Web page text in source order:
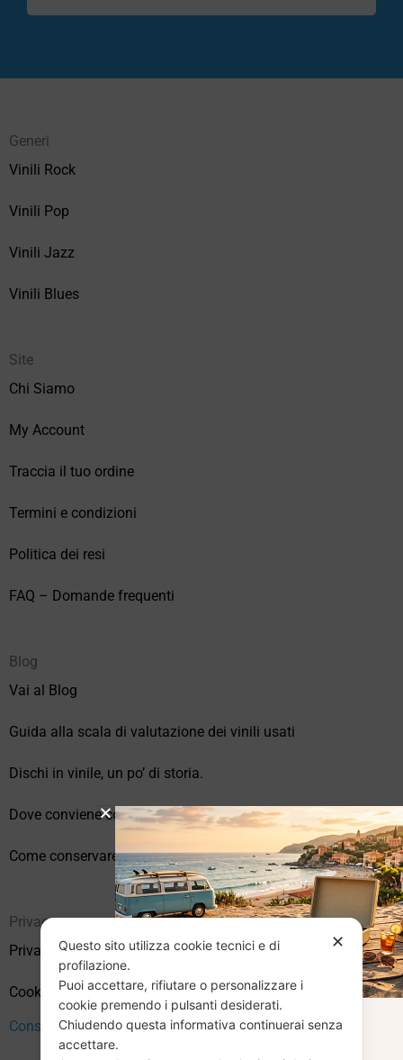
Generi
Vinili Rock
Vinili Pop
Vinili Jazz
Vinili Blues
Site
Chi Siamo
My Account
Traccia il tuo ordine
Termini e condizioni
Politica dei resi
FAQ – Domande frequenti
Blog
Vai al Blog
Guida alla scala di valutazione dei vinili usati
Dischi in vinile, un po’ di storia.
Dove conviene comprare vinili online?
Come conservare correttamente i vinili usati
Privacy
Privacy Policy
Cookie Policy (UE)
Consenso
✕
Questo sito utilizza cookie tecnici e di
profilazione.
Puoi accettare, rifiutare o personalizzare i
cookie premendo i pulsanti desiderati.
Chiudendo questa informativa continuerai senza
accettare.